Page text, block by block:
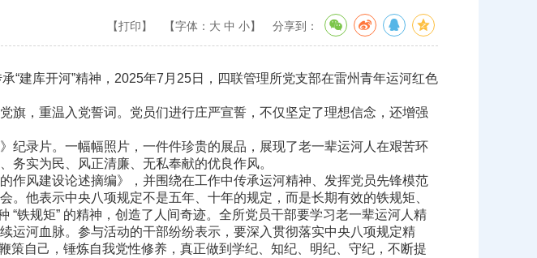
【打印】 【字体： 大 中 小】 分享到：
库开河”精神，2025年7月25日，四联管理所党支部在雷州青年运河红色
，重温入党誓词。党员们进行庄严宣誓，不仅坚定了理想信念，还增强
录片。一幅幅照片，一件件珍贵的展品，展现了老一辈运河人在艰苦环
务实为民、风正清廉、无私奉献的优良作风。
风建设论述摘编》，并围绕在工作中传承运河精神、发挥党员先锋模范
他表示中央八项规定不是五年、十年的规定，而是长期有效的铁规矩、
铁规矩” 的精神，创造了人间奇迹。全所党员干部要学习老一辈运河人精
运河血脉。参与活动的干部纷纷表示，要深入贯彻落实中央八项规定精
策自己，锤炼自我党性修养，真正做到学纪、知纪、明纪、守纪，不断提